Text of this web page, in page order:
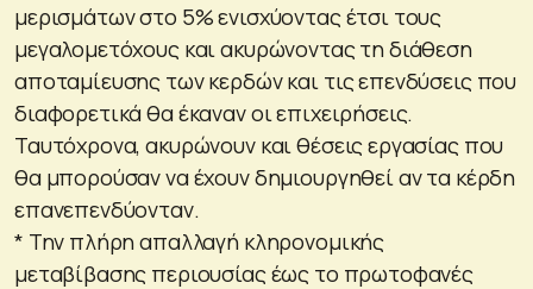
μερισμάτων στο 5% ενισχύοντας έτσι τους
μεγαλομετόχους και ακυρώνοντας τη διάθεση
αποταμίευσης των κερδών και τις επενδύσεις που
διαφορετικά θα έκαναν οι επιχειρήσεις.
Ταυτόχρονα, ακυρώνουν και θέσεις εργασίας που
θα μπορούσαν να έχουν δημιουργηθεί αν τα κέρδη
επανεπενδύονταν.
* Την πλήρη απαλλαγή κληρονομικής
μεταβίβασης περιουσίας έως το πρωτοφανές